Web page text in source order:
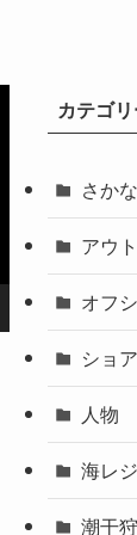
カテゴ
さか
アウ
オフ
ショ
人物
海レ
潮干